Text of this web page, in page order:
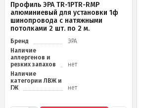
Профиль ЭРА TR-1PTR-RMP
алюминиевый для установки 1ф
шинопровода с натяжными
потолками 2 шт. по 2 м.
Бренд
ЭРА
Наличие
аллергенов и
резких запахов
нет
Наличие
категории ЛВЖ и
ГЖ
нет